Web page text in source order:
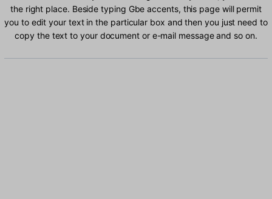
the right place. Beside typing Gbe accents, this page will permit
you to edit your text in the particular box and then you just need to
copy the text to your document or e-mail message and so on.